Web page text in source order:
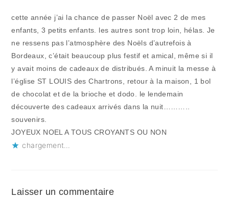
cette année j’ai la chance de passer Noël avec 2 de mes
enfants, 3 petits enfants. les autres sont trop loin, hélas. Je
ne ressens pas l’atmosphère des Noëls d’autrefois à
Bordeaux, c’était beaucoup plus festif et amical, même si il
y avait moins de cadeaux de distribués. A minuit la messe à
l’église ST LOUIS des Chartrons, retour à la maison, 1 bol
de chocolat et de la brioche et dodo. le lendemain
découverte des cadeaux arrivés dans la nuit………..
souvenirs.
JOYEUX NOEL A TOUS CROYANTS OU NON
chargement…
Laisser un commentaire